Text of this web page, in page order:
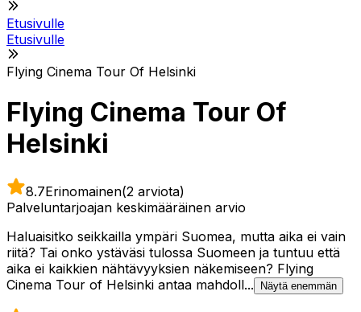
Etusivulle
Etusivulle
Flying Cinema Tour Of Helsinki
Flying Cinema Tour Of
Helsinki
8.7Erinomainen(2 arviota)
Palveluntarjoajan keskimääräinen arvio
Haluaisitko seikkailla ympäri Suomea, mutta aika ei vain
riitä? Tai onko ystäväsi tulossa Suomeen ja tuntuu että
aika ei kaikkien nähtävyyksien näkemiseen? Flying
Cinema Tour of Helsinki antaa mahdoll...
Näytä enemmän